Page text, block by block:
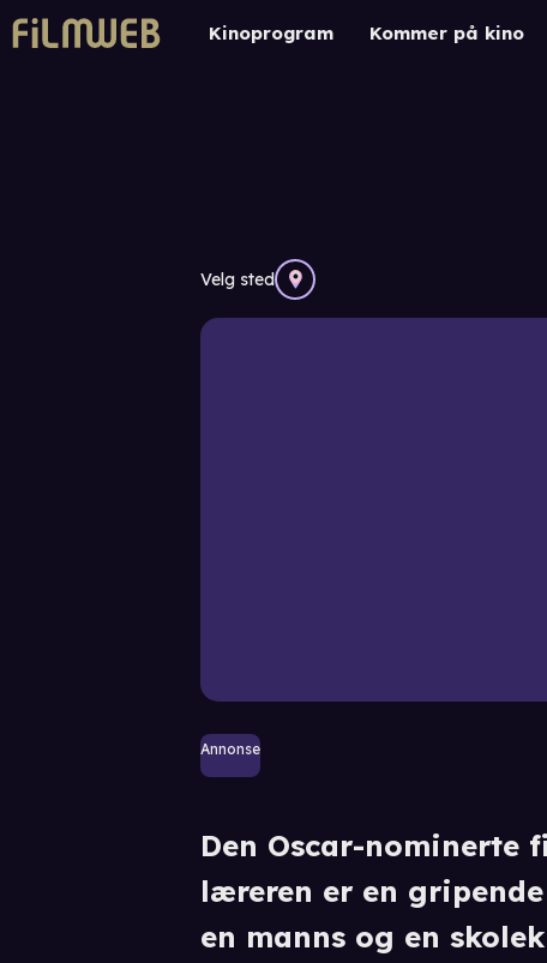
Kinoprogram Kommer på kino
Velg sted
Annonse
Den Oscar-nominerte
læreren er en
en manns og en